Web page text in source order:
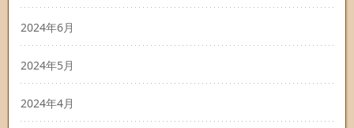
2024年6月
2024年5月
2024年4月